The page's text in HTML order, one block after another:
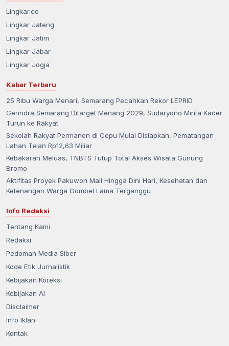
Lingkar.co
Lingkar Jateng
Lingkar Jatim
Lingkar Jabar
Lingkar Jogja
Kabar Terbaru
25 Ribu Warga Menari, Semarang Pecahkan Rekor LEPRID
Gerindra Semarang Ditarget Menang 2029, Sudaryono Minta Kader
Turun ke Rakyat
Sekolah Rakyat Permanen di Cepu Mulai Disiapkan, Pematangan
Lahan Telan Rp12,63 Miliar
Kebakaran Meluas, TNBTS Tutup Total Akses Wisata Gunung
Bromo
Aktifitas Proyek Pakuwon Mall Hingga Dini Hari, Kesehatan dan
Ketenangan Warga Gombel Lama Terganggu
Info Redaksi
Tentang Kami
Redaksi
Pedoman Media Siber
Kode Etik Jurnalistik
Kebijakan Koreksi
Kebijakan AI
Disclaimer
Info Iklan
Kontak